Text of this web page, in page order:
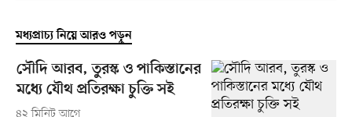
মধ্যপ্রাচ্য নিয়ে আরও পড়ুন
সৌদি আরব, তুরস্ক ও পাকিস্তানের
মধ্যে যৌথ প্রতিরক্ষা চুক্তি সই